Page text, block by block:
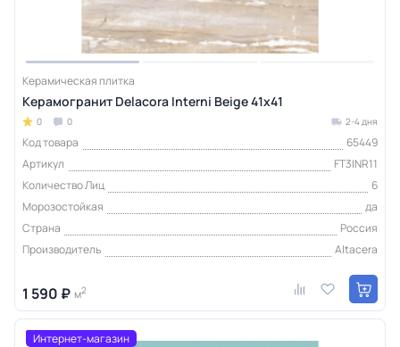
Керамическая плитка
Керамогранит Delacora Interni Beige 41х41
0 0 2-4 дня
Код товара
65449
Артикул
FT3INR11
Количество Лиц
6
Морозостойкая
да
Страна
Россия
Производитель
Altacera
1 590 ₽ м2
Интернет-магазин